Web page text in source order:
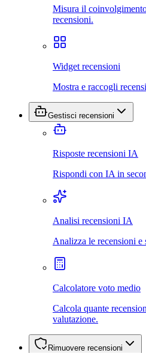
Misura il
recensioni.
Widget recensioni
Mostra e raccogli
Gestisci recensioni
Risposte recensioni IA
Rispondi con IA in
Analisi recensioni IA
Analizza le recensioni e
Calcolatore voto medio
Calcola quante
valutazione.
Rimuovere recensioni